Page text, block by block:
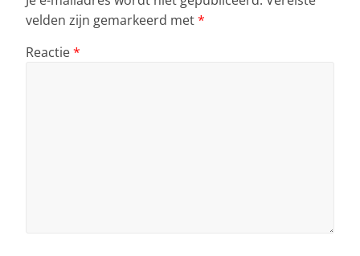
velden zijn gemarkeerd met*
Reactie*